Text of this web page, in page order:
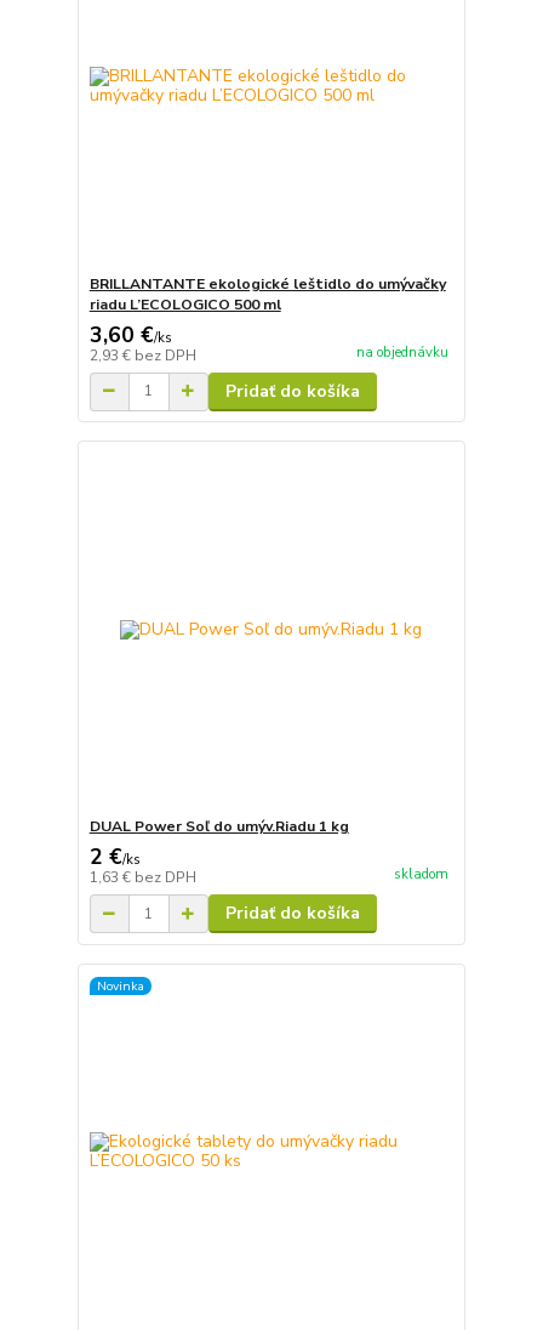
BRILLANTANTE ekologické leštidlo do umývačky
riadu L’ECOLOGICO 500 ml
3,60 €/ks
2,93 € bez DPH na objednávku
Pridať do košíka
DUAL Power Soľ do umýv.Riadu 1 kg
2 €/ks
1,63 € bez DPH skladom
Pridať do košíka
Novinka